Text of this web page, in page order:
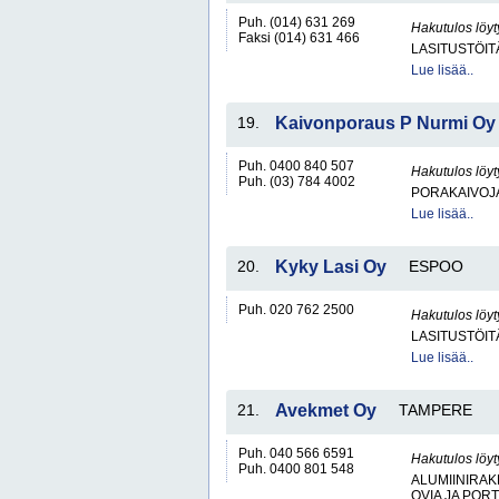
Puh. (014) 631 269
Faksi (014) 631 466
Hakutulos
Lue lisää..
19. Kaivonporaus P Nurmi Oy
Puh. 0400 840 507
Puh. (03) 784 4002
Hakutulos
Lue lisää..
20. Kyky Lasi Oy ESPOO
Puh. 020 762 2500
Hakutulos
Lue lisää..
21. Avekmet Oy TAMPERE
Puh. 040 566 6591
Puh. 0400 801 548
Hakutulos
OVIA JA